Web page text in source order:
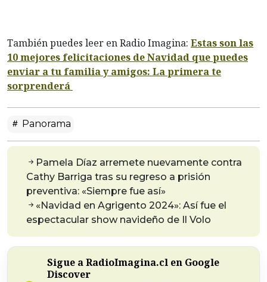
También puedes leer en Radio Imagina: Estas son las
10 mejores felicitaciones de Navidad que puedes
enviar a tu familia y amigos: La primera te
sorprenderá
Panorama
Pamela Díaz arremete nuevamente contra
Cathy Barriga tras su regreso a prisión
preventiva: «Siempre fue así»
«Navidad en Agrigento 2024»: Así fue el
espectacular show navideño de Il Volo
Sigue a RadioImagina.cl en Google
Discover